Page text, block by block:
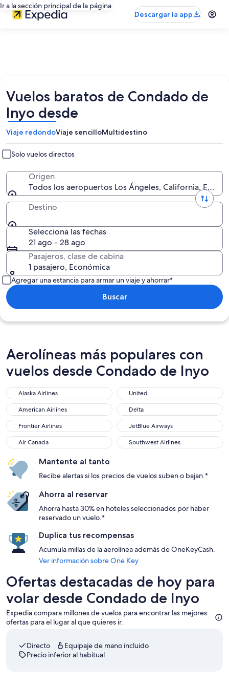
Ir a la sección principal de la página
Descargar la app
Vuelos baratos de Condado de
Inyo desde
Viaje redondoViaje sencilloMultidestino
Solo vuelos directos
Origen
Todos los aeropuertos Los Ángeles, California,
Destino
Selecciona las fechas
21 ago - 28 ago
Pasajeros, clase de cabina
1 pasajero, Económica
Agregar una estancia para armar un viaje y ahorrar*
Buscar
Aerolíneas más populares con
vuelos desde Condado de Inyo
Alaska Airlines
United
American Airlines
Delta
Frontier Airlines
JetBlue Airways
Air Canada
Southwest Airlines
Mantente al tanto
Recibe alertas si los precios de vuelos suben o bajan.*
Ahorra al reservar
Ahorra hasta 30% en hoteles seleccionados por haber
reservado un vuelo.*
Duplica tus recompensas
Acumula millas de la aerolínea además de OneKeyCash.
Ver información sobre One Key
Ofertas destacadas de hoy para
volar desde Condado de Inyo
Expedia compara millones de vuelos para encontrar las mejores
ofertas para el lugar al que quieres ir.
Directo
Equipaje de mano incluido
Precio inferior al habitual